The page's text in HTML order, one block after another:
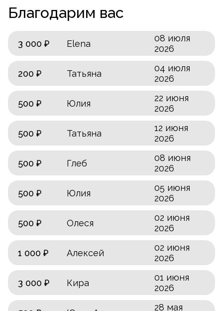
Благодарим вас
3 000 ₽ Elena
08 июля
2026
200 ₽ Татьяна
04 июля
2026
500 ₽ Юлия
22 июня
2026
500 ₽ Татьяна
12 июня
2026
500 ₽ Глеб
08 июня
2026
500 ₽ Юлия
05 июня
2026
500 ₽ Олеся
02 июня
2026
1 000 ₽ Алексей
02 июня
2026
3 000 ₽ Кира
01 июня
2026
28 мая